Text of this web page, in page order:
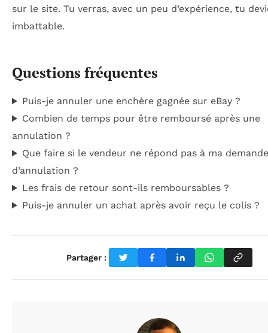
sur le site. Tu verras, avec un peu d’expérience, tu
imbattable.
Questions fréquentes
Puis-je annuler une enchère gagnée sur eBay ?
Combien de temps pour être remboursé après une
annulation ?
Que faire si le vendeur ne répond pas à ma demande
d’annulation ?
Les frais de retour sont-ils remboursables ?
Puis-je annuler un achat après avoir reçu le colis ?
Partager :